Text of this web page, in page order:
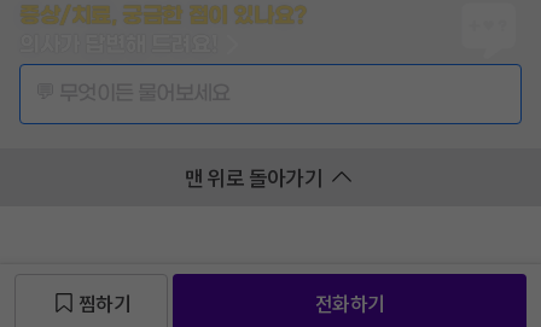
증상/치료, 궁금한 점이 있나요?
맨 위로 돌아가기
찜하기 전화하기